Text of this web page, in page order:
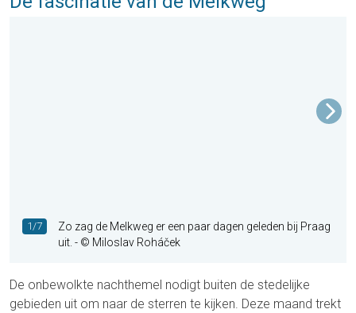
1/7
Zo zag de Melkweg er een paar dagen geleden bij Praag
uit. - © Miloslav Roháček
De onbewolkte nachthemel nodigt buiten de stedelijke
gebieden uit om naar de sterren te kijken. Deze maand trekt